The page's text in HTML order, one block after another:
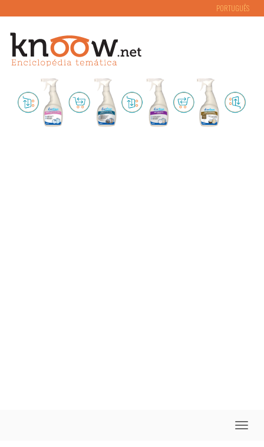
PORTUGUÊS
Toggle